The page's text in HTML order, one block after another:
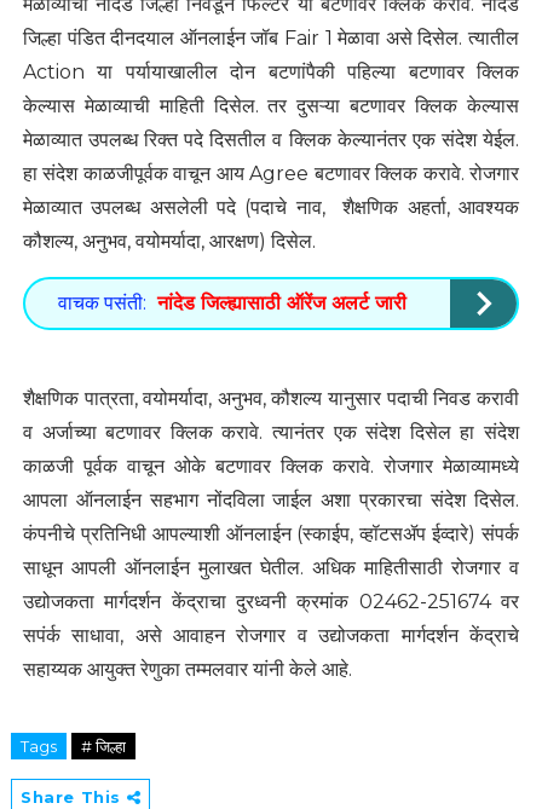
जिल्हा पंडित दीनदयाल ऑनलाईन जॉब Fair 1 मेळावा असे दिसेल. त्यातील
Action या पर्यायाखालील दोन बटणांपैकी पहिल्या बटणावर क्लिक
केल्यास मेळाव्याची माहिती दिसेल. तर दुसऱ्या बटणावर क्लिक केल्यास
मेळाव्यात उपलब्ध रिक्त पदे दिसतील व क्लिक केल्यानंतर एक संदेश येईल.
हा संदेश काळजीपूर्वक वाचून आय Agree बटणावर क्लिक करावे. रोजगार
मेळाव्यात उपलब्ध असलेली पदे (पदाचे नाव, शैक्षणिक अहर्ता, आवश्यक
कौशल्य, अनुभव, वयोमर्यादा, आरक्षण) दिसेल.
वाचक पसंती: नांदेड जिल्ह्यासाठी ऑरेंज अलर्ट जारी
शैक्षणिक पात्रता, वयोमर्यादा, अनुभव, कौशल्य यानुसार पदाची निवड करावी
व अर्जाच्या बटणावर क्लिक करावे. त्यानंतर एक संदेश दिसेल हा संदेश
काळजी पूर्वक वाचून ओके बटणावर क्लिक करावे. रोजगार मेळाव्यामध्ये
आपला ऑनलाईन सहभाग नोंदविला जाईल अशा प्रकारचा संदेश दिसेल.
कंपनीचे प्रतिनिधी आपल्याशी ऑनलाईन (स्काईप, व्हॉटसॲप ईव्दारे) संपर्क
साधून आपली ऑनलाईन मुलाखत घेतील. अधिक माहितीसाठी रोजगार व
उद्योजकता मार्गदर्शन केंद्राचा दुरध्वनी क्रमांक 02462-251674 वर
सपंर्क साधावा, असे आवाहन रोजगार व उद्योजकता मार्गदर्शन केंद्राचे
सहाय्यक आयुक्त रेणुका तम्मलवार यांनी केले आहे.
Tags # जिल्हा
Share This